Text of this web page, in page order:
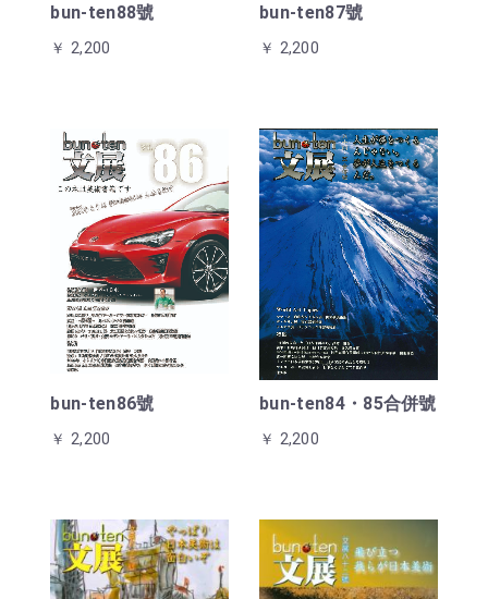
bun-ten88號
￥ 2,200
bun-ten87號
￥ 2,200
bun-ten86號
￥ 2,200
bun-ten84・85合併號
￥ 2,200